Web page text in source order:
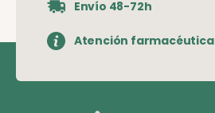
Envío 48-72h
Atención farmacéutica